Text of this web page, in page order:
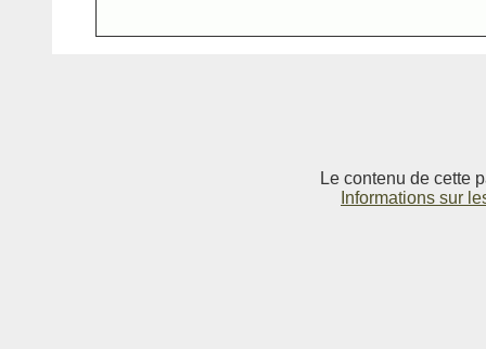
Le contenu de cette
Informations sur